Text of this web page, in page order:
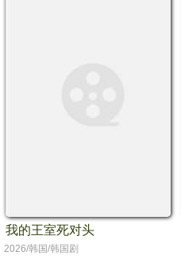
我的王室死对头
2026/韩国/韩国剧